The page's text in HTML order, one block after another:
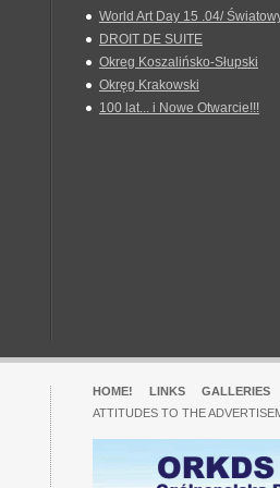
World Art Day 15 .04/
DROIT DE SUITE
Okreg Koszalińsko-Słupski
Okręg Krakowski
100 lat... i Nowe Otwarcie!!!
HOME! LINKS GALLERIES
ATTITUDES TO THE